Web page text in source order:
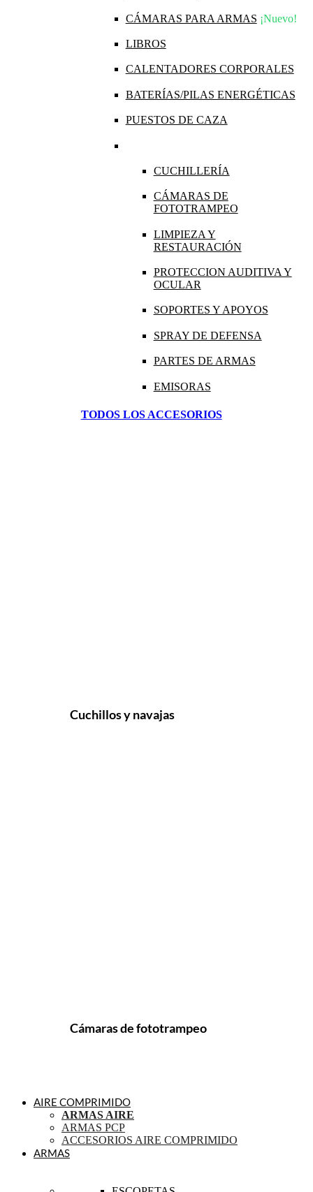
CÁMARAS PARA ARMAS ¡Nuevo!
LIBROS
CALENTADORES CORPORALES
BATERÍAS/PILAS ENERGÉTICAS
PUESTOS DE CAZA
CUCHILLERÍA
CÁMARAS DE
FOTOTRAMPEO
LIMPIEZA Y
RESTAURACIÓN
PROTECCION AUDITIVA Y
OCULAR
SOPORTES Y APOYOS
SPRAY DE DEFENSA
PARTES DE ARMAS
EMISORAS
TODOS LOS ACCESORIOS
Cuchillos y navajas
Cámaras de fototrampeo
AIRE COMPRIMIDO
ARMAS AIRE
ARMAS PCP
ACCESORIOS AIRE COMPRIMIDO
ARMAS